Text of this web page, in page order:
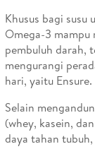
Khusus bagi
Omega-3
pembuluh darah,
mengurangi
hari, yaitu Ensure.
Selain
(whey, kasein,
daya tahan